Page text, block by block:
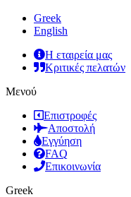
Greek
English
Η εταιρεία μας
Κριτικές πελατών
Μενού
Επιστροφές
Αποστολή
Εγγύηση
FAQ
Επικοινωνία
Greek